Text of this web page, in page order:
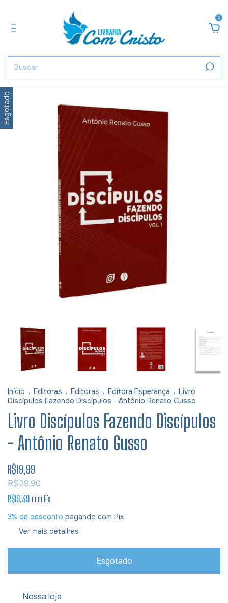
0
Esgotado
Início . Editoras . Editoras . Editora Esperança . Livro
Discípulos Fazendo Discípulos - Antônio Renato Gusso
Livro Discípulos Fazendo Discípulos
- Antônio Renato Gusso
R$19,99
R$29,90
R$19,39 com Pix
3% de desconto pagando com Pix
Ver mais detalhes
Nossa loja